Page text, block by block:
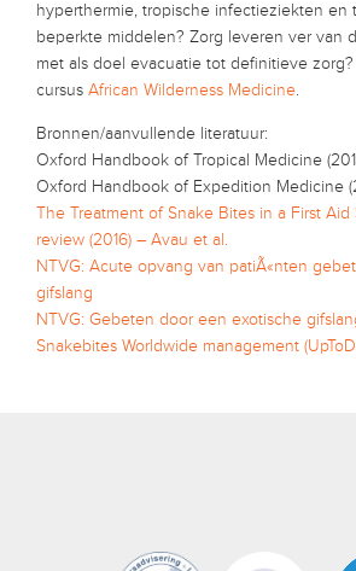
hyperthermie, tropische infectieziekten en
beperkte middelen? Zorg leveren ver van
met als doel evacuatie tot definitieve
cursus African Wilderness Medicine.
Bronnen/aanvullende literatuur:
Oxford Handbook of Tropical Medicine
Oxford Handbook of Expedition Medicine
The Treatment of Snake Bites in a First Aid
review (2016) – Avau et al.
NTVG: Acute opvang van patiÃ«nten
gifslang
NTVG: Gebeten door een exotische
Snakebites Worldwide management